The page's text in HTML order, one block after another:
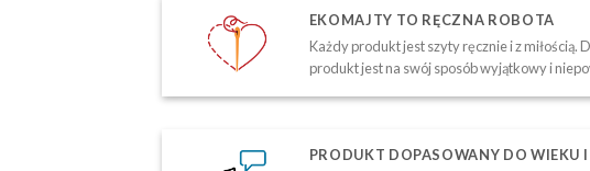
EKOMAJTY TO RĘCZNA ROBOTA
Każdy produkt jest szyty ręcznie i z miłością.
produkt jest na swój sposób wyjątkowy i
PRODUKT DOPASOWANY DO WIEKU